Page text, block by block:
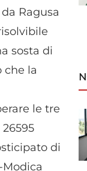
Ragusa
sosta di
che la
le tre
di